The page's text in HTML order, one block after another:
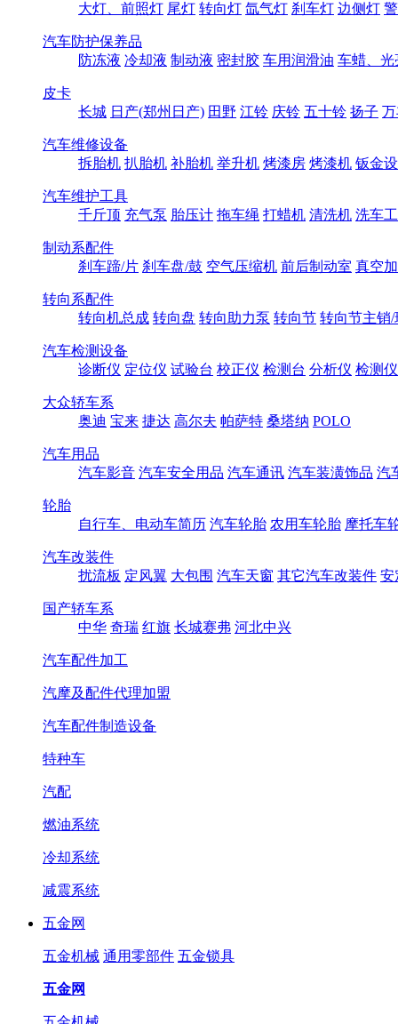
大灯、前照灯 尾灯 转向灯 氙气灯 刹车灯 边侧灯
汽车防护保养品
防冻液 冷却液 制动液 密封胶 车用润滑油 车蜡、光
皮卡
长城 日产(郑州日产) 田野 江铃 庆铃 五十铃 扬子
汽车维修设备
拆胎机 扒胎机 补胎机 举升机 烤漆房 烤漆机 钣金
汽车维护工具
千斤顶 充气泵 胎压计 拖车绳 打蜡机 清洗机 洗车
制动系配件
刹车蹄/片 刹车盘/鼓 空气压缩机 前后制动室 真空
转向系配件
转向机总成 转向盘 转向助力泵 转向节 转向节主销/
汽车检测设备
诊断仪 定位仪 试验台 校正仪 检测台 分析仪 检测仪
大众轿车系
奥迪 宝来 捷达 高尔夫 帕萨特 桑塔纳 POLO
汽车用品
汽车影音 汽车安全用品 汽车通讯 汽车装潢饰品 汽
轮胎
自行车、电动车简历 汽车轮胎 农用车轮胎 摩托车
汽车改装件
扰流板 定风翼 大包围 汽车天窗 其它汽车改装件 安
国产轿车系
中华 奇瑞 红旗 长城赛弗 河北中兴
汽车配件加工
汽摩及配件代理加盟
汽车配件制造设备
特种车
汽配
燃油系统
冷却系统
减震系统
五金网
五金机械 通用零部件 五金锁具
五金网